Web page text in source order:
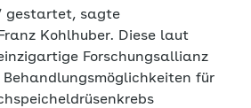
gestartet, sagte
Kohlhuber. Diese laut
Forschungsallianz
für